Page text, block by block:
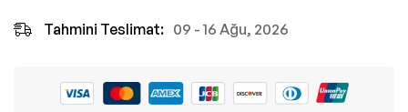
Tahmini Teslimat: 09 - 16 Ağu, 2026